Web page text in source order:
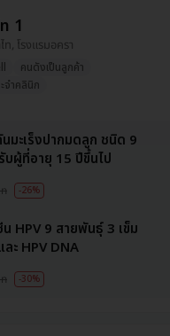
1
, โรงแรมอครา
คนดังเป็นลูกค้า
จำคลินิก
มะเร็งปากมดลูก ชนิด 9
บผู้ที่อายุ 15 ปีขึ้นไป
-26%
HPV 9 สายพันธุ์ 3 เข็ม
ะ HPV DNA
-30%